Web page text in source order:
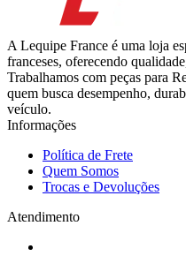
A Lequipe France é uma loja
franceses, oferecendo
Trabalhamos com peças para
quem busca desempenho,
veículo.
Informações
Política de Frete
Quem Somos
Trocas e Devoluções
Atendimento